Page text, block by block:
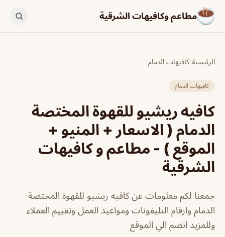
مطاعم وكافيهات الشرقية
الرئيسية/كافيهات الدمام
كافيهات الدمام
كافيه ريشيو للقهوة المختصة
الدمام ( الاسعار + المنيو +
الموقع ) - مطاعم و كافيهات
الشرقية
جمعنا لكم معلومات عن كافيه ريشيو للقهوة المختصة
الدمام وارقام التليفونات ومواعيد العمل وتقييم العملاء
وللمزيد انضم الي الموقع